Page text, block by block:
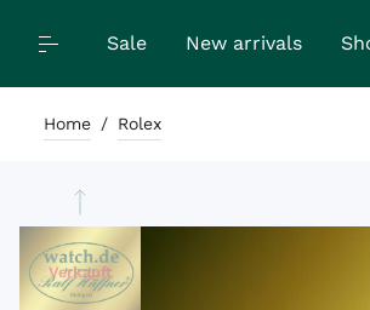
Sale New arrivals
Home / Rolex
Verkauft